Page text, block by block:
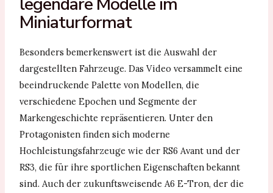
Miniaturformat
Besonders bemerkenswert ist die Auswahl der
dargestellten Fahrzeuge. Das Video versammelt eine
beeindruckende Palette von Modellen, die
verschiedene Epochen und Segmente der
Markengeschichte repräsentieren. Unter den
Protagonisten finden sich moderne
Hochleistungsfahrzeuge wie der RS6 Avant und der
RS3, die für ihre sportlichen Eigenschaften bekannt
sind. Auch der zukunftsweisende A6 E-Tron, der die